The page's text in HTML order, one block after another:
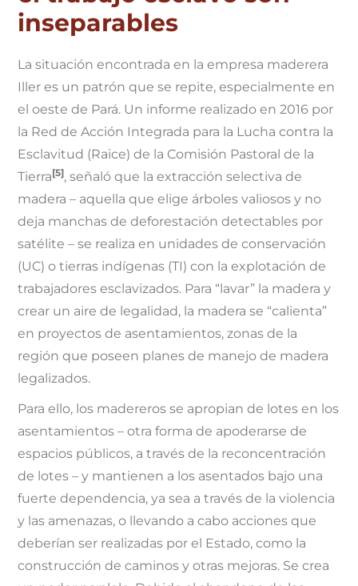
inseparables
La situación encontrada en la empresa maderera
Iller es un patrón que se repite, especialmente en
el oeste de Pará. Un informe realizado en 2016 por
la Red de Acción Integrada para la Lucha contra la
Esclavitud (Raice) de la Comisión Pastoral de la
Tierra[5], señaló que la extracción selectiva de
madera – aquella que elige árboles valiosos y no
deja manchas de deforestación detectables por
satélite – se realiza en unidades de conservación
(UC) o tierras indígenas (TI) con la explotación de
trabajadores esclavizados. Para “lavar” la madera y
crear un aire de legalidad, la madera se “calienta”
en proyectos de asentamientos, zonas de la
región que poseen planes de manejo de madera
legalizados.
Para ello, los madereros se apropian de lotes en los
asentamientos – otra forma de apoderarse de
espacios públicos, a través de la reconcentración
de lotes – y mantienen a los asentados bajo una
fuerte dependencia, ya sea a través de la violencia
y las amenazas, o llevando a cabo acciones que
deberían ser realizadas por el Estado, como la
construcción de caminos y otras mejoras. Se crea